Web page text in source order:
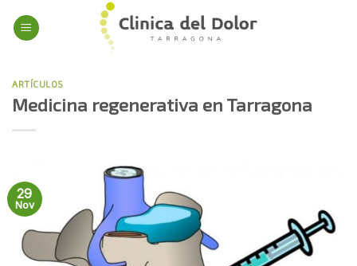
ARTÍCULOS
Medicina regenerativa en Tarragona
29
Nov